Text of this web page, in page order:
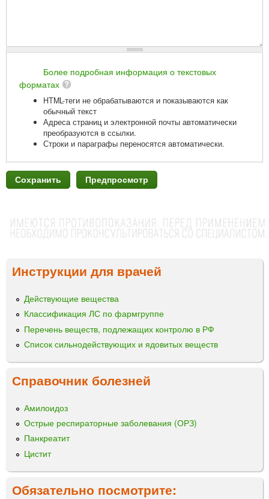
Более подробная информация о текстовых
форматах
HTML-теги не обрабатываются и показываются как
обычный текст
Адреса страниц и электронной почты автоматически
преобразуются в ссылки.
Строки и параграфы переносятся автоматически.
Инструкции для врачей
Действующие вещества
Классификация ЛС по фармгруппе
Перечень веществ, подлежащих контролю в РФ
Список сильнодействующих и ядовитых веществ
Справочник болезней
Амилоидоз
Острые респираторные заболевания (ОРЗ)
Панкреатит
Цистит
Обязательно посмотрите: